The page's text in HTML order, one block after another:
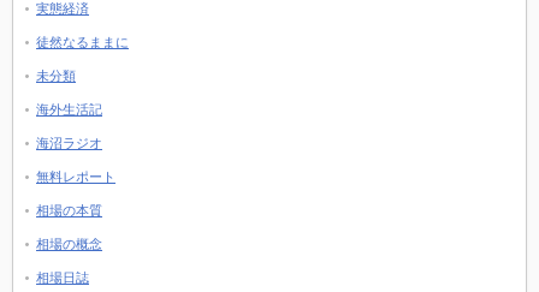
実態経済
徒然なるままに
未分類
海外生活記
海沼ラジオ
無料レポート
相場の本質
相場の概念
相場日誌